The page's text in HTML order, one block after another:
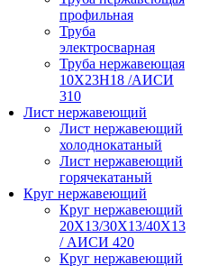
профильная
Труба
электросварная
Труба нержавеющая
10Х23Н18 /АИСИ
310
Лист нержавеющий
Лист нержавеющий
холоднокатаный
Лист нержавеющий
горячекатаный
Круг нержавеющий
Круг нержавеющий
20Х13/30Х13/40Х13
/ АИСИ 420
Круг нержавеющий